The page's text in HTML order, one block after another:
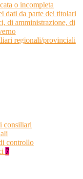
o incompleta
dati da parte dei titolari
di amministrazione, di
regionali/provinciali
consiliari
controllo
7